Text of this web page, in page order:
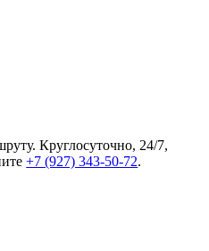
Круглосуточно, 24/7,
+7 (927) 343-50-72.